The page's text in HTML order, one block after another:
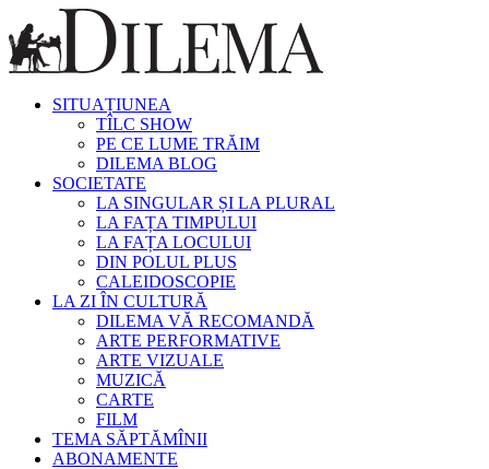
SITUAȚIUNEA
TÎLC SHOW
PE CE LUME TRĂIM
DILEMA BLOG
SOCIETATE
LA SINGULAR ȘI LA PLURAL
LA FAȚA TIMPULUI
LA FAȚA LOCULUI
DIN POLUL PLUS
CALEIDOSCOPIE
LA ZI ÎN CULTURĂ
DILEMA VĂ RECOMANDĂ
ARTE PERFORMATIVE
ARTE VIZUALE
MUZICĂ
CARTE
FILM
TEMA SĂPTĂMÎNII
ABONAMENTE